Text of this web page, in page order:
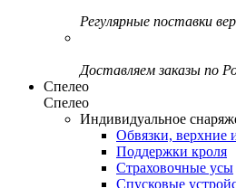
Регулярные поставки
Доставляем заказы по
Спелео
Спелео
Индивидуальное
Обвязки, верхние
Поддержки кроля
Страховочные усы
Спусковые